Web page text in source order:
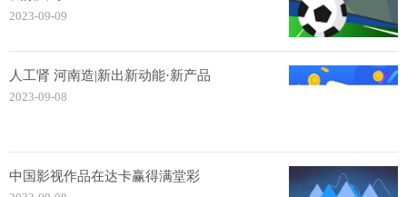
2023-09-09
人工肾 河南造|新出新动能·新产品
2023-09-08
中国影视作品在达卡赢得满堂彩